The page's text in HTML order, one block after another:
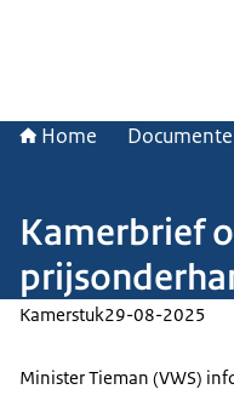
Home
Kamerbrief
Kamerstuk29-08-2025
Minister Tieman (VWS)